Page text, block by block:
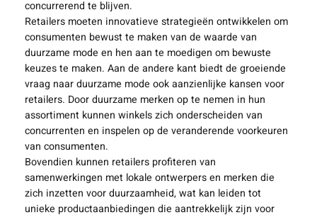
concurrerend te blijven.
Retailers moeten innovatieve strategieën ontwikkelen om
consumenten bewust te maken van de waarde van
duurzame mode en hen aan te moedigen om bewuste
keuzes te maken. Aan de andere kant biedt de groeiende
vraag naar duurzame mode ook aanzienlijke kansen voor
retailers. Door duurzame merken op te nemen in hun
assortiment kunnen winkels zich onderscheiden van
concurrenten en inspelen op de veranderende voorkeuren
van consumenten.
Bovendien kunnen retailers profiteren van
samenwerkingen met lokale ontwerpers en merken die
zich inzetten voor duurzaamheid, wat kan leiden tot
unieke productaanbiedingen die aantrekkelijk zijn voor